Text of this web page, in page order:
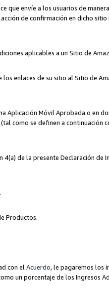
que envíe a los usuarios de
de confirmación en dicho sitio
aplicables a un Sitio de
enlaces de su sitio al Sitio de
Aplicación Móvil Aprobada o en
como se definen a continuación
de la presente Declaración de
Productos.
con el Acuerdo, le pagaremos los
un porcentaje de los Ingresos